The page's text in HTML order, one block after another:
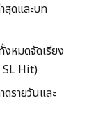
ดและบท
มดจัดเรียง
Hit)
รายวันและ